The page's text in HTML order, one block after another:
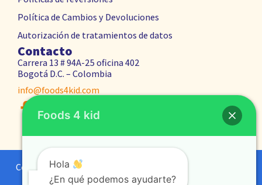
Política de Cambios y Devoluciones
Autorización de tratamientos de datos
Contacto
Carrera 13 # 94A-25 oficina 402
Bogotá D.C. – Colombia
info@foods4kid.com
Copyright © 2024 Foods 4 Kid || Designed & developed by
RQDigital
Foods 4 kid
Hola
¿En qué podemos ayudarte?